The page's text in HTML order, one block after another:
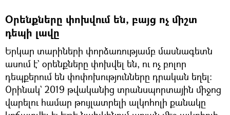
Օրենքները փոխվում են, բայց ոչ միշտ
դեպի լավը
Երկար տարիների փորձառությամբ մասնագետն
ասում է` օրենքները փոխվել են, ու ոչ բոլոր
դեպքերում են փոփոխությունները դրական եղել։
Օրինակ` 2019 թվականից տրանսպորտային միջոց
վարելու համար թույլատրելի ալկոհոլի քանակը